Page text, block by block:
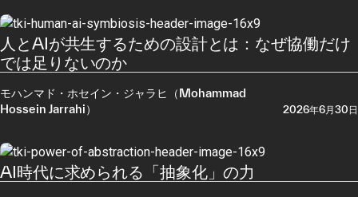
人とAIが共生するための設計とは：なぜ協働だけ
では足りないのか
モハンマド・ホセイン・ジャラヒ（Mohammad
Hossein Jarrahi）
2026年6月30日
AI時代に求められる「抽象化」の力